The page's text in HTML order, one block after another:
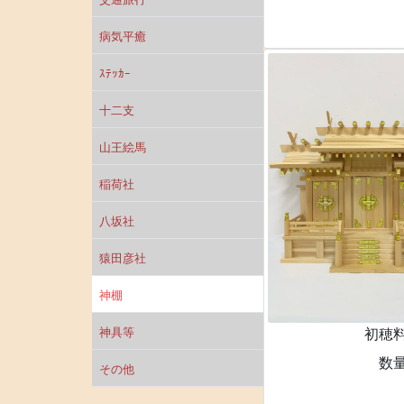
病気平癒
ｽﾃｯｶｰ
十二支
山王絵馬
稲荷社
八坂社
猿田彦社
神棚
神具等
その他
初穂
数